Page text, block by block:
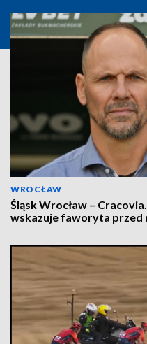
WROCŁAW
Śląsk Wrocław –
wskazuje faworyta przed